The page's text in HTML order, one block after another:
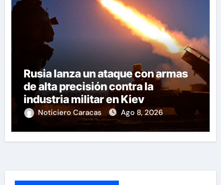
Rusia lanza un ataque con armas
de alta precisión contra la
industria militar en Kiev
Noticiero Caracas Ago 8, 2026